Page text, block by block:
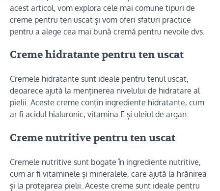
acest articol, vom explora cele mai comune tipuri de
creme pentru ten uscat și vom oferi sfaturi practice
pentru a alege cea mai bună cremă pentru nevoile dvs.
Creme hidratante pentru ten uscat
Cremele hidratante sunt ideale pentru tenul uscat,
deoarece ajută la menținerea nivelului de hidratare al
pielii. Aceste creme conțin ingrediente hidratante, cum
ar fi acidul hialuronic, vitamina E și uleiul de argan.
Creme nutritive pentru ten uscat
Cremele nutritive sunt bogate în ingrediente nutritive,
cum ar fi vitaminele și mineralele, care ajută la hrănirea
și la protejarea pielii. Aceste creme sunt ideale pentru